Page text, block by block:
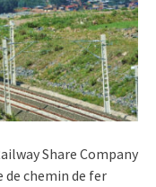
Share Company
de chemin de fer